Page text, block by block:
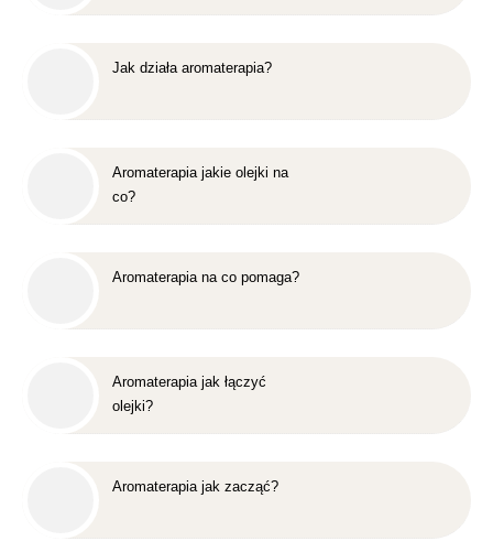
Jak działa aromaterapia?
Aromaterapia jakie olejki na
co?
Aromaterapia na co pomaga?
Aromaterapia jak łączyć
olejki?
Aromaterapia jak zacząć?